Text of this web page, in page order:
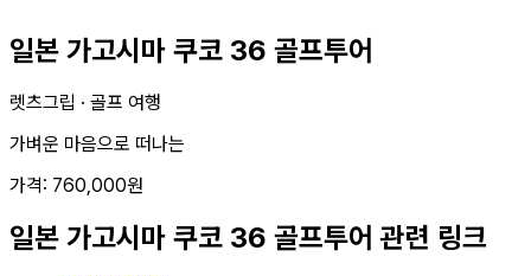
일본 가고시마 쿠코 36 골프투어
렛츠그립 · 골프 여행
가벼운 마음으로 떠나는
가격: 760,000원
일본 가고시마 쿠코 36 골프투어 관련 링크